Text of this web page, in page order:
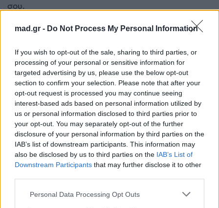
mad.gr - Do Not Process My Personal Information
If you wish to opt-out of the sale, sharing to third parties, or
processing of your personal or sensitive information for
targeted advertising by us, please use the below opt-out
section to confirm your selection. Please note that after your
opt-out request is processed you may continue seeing
interest-based ads based on personal information utilized by
us or personal information disclosed to third parties prior to
your opt-out. You may separately opt-out of the further
disclosure of your personal information by third parties on the
IAB’s list of downstream participants. This information may
also be disclosed by us to third parties on the IAB’s List of
Downstream Participants that may further disclose it to other
Personal Data Processing Opt Outs
σου.
Τραυματισμοί στο τρέξιμο: Τα 6 λάθη που κάνεις